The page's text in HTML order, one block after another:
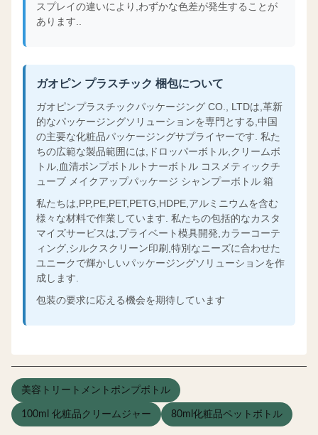
スプレイの違いにより,わずかな色差が発生することが
あります..
ガオピン プラスチック 梱包について
ガオピンプラスチックパッケージング CO., LTDは,革新
的なパッケージングソリューションを専門とする,中国
の主要な化粧品パッケージングサプライヤーです. 私た
ちの広範な製品範囲には,ドロッパーボトル,クリームボ
トル,血清ポンプボトルトナーボトル コスメティックチ
ューブ メイクアップパッケージ シャンプーボトル 箱
私たちは,PP,PE,PET,PETG,HDPE,アルミニウムを含む
様々な材料で作業しています. 私たちの包括的なカスタ
マイズサービスは,プライベート模具開発,カラーコーテ
ィング,シルクスクリーン印刷,特別なニーズに合わせた
ユニークで輝かしいパッケージングソリューションを作
成します.
包装の要求に応える機会を期待しています
美容トリートメントポンプボトル
100ml 化粧品クリームジャー 80ml化粧品ペットボトル